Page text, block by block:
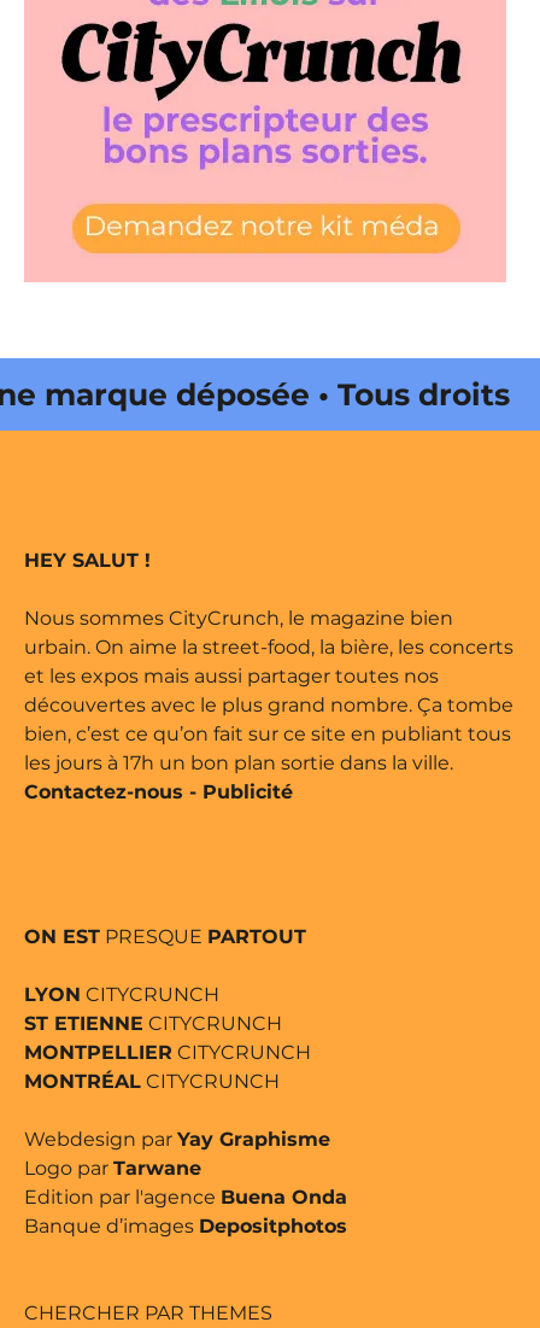
déposée • Tous droits
par Buena Onda Web •
HEY SALUT !
Nous sommes CityCrunch, le magazine bien
urbain. On aime la street-food, la bière, les concerts
et les expos mais aussi partager toutes nos
découvertes avec le plus grand nombre. Ça tombe
bien, c’est ce qu’on fait sur ce site en publiant tous
les jours à 17h un bon plan sortie dans la ville.
Contactez-nous - Publicité
ON EST PRESQUE PARTOUT
LYON CITYCRUNCH
ST ETIENNE CITYCRUNCH
MONTPELLIER CITYCRUNCH
MONTRÉAL CITYCRUNCH
Webdesign par Yay Graphisme
Logo par Tarwane
Edition par l'agence Buena Onda
Banque d’images Depositphotos
CHERCHER PAR THEMES